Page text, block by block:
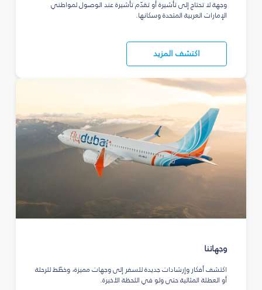
وجهة لا تحتاج إلى تأشيرة أو تقدّم تأشيرة عند الوصول لمواطني
الإمارات العربية المتحدة وسكانها.
اكتشف المزيد
وجهاتنا
اكتشف أفكار وإرشادات جديدة للسفر إلى وجهات مميزة، وخطّط للرحلة
أو العطلة المثالية حتى ولو في اللحظة الأخيرة.